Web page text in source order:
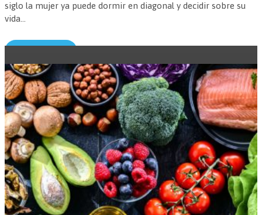
siglo la mujer ya puede dormir en diagonal y decidir sobre su
vida...